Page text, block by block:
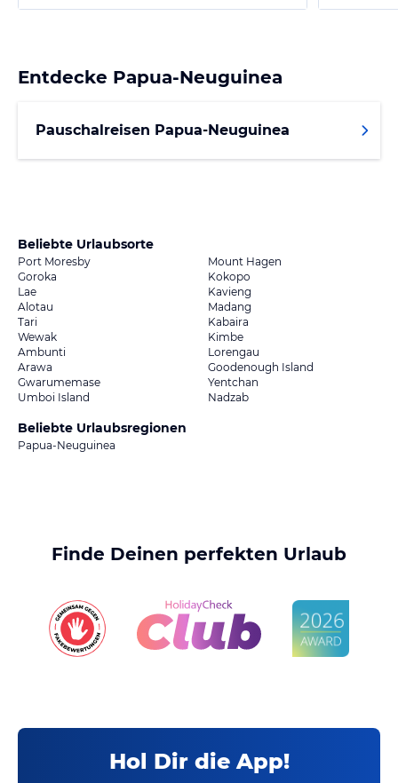
Entdecke Papua-Neuguinea
Pauschalreisen Papua-Neuguinea
Beliebte Urlaubsorte
Port Moresby
Mount Hagen
Goroka
Kokopo
Lae
Kavieng
Alotau
Madang
Tari
Kabaira
Wewak
Kimbe
Ambunti
Lorengau
Arawa
Goodenough Island
Gwarumemase
Yentchan
Umboi Island
Nadzab
Beliebte Urlaubsregionen
Papua-Neuguinea
Finde Deinen perfekten Urlaub
Hol Dir die App!